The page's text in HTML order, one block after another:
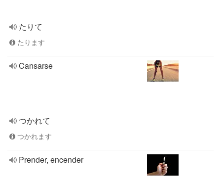
たりて
たります
Cansarse
つかれて
つかれます
Prender, encender